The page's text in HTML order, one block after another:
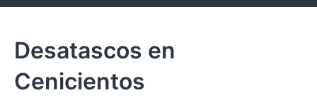
Desatascos en
Cenicientos